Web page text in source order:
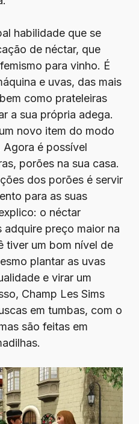
habilidade que se
de néctar, que
para vinho. É
e uvas, das mais
como prateleiras
a sua própria adega.
novo item do modo
é possível
porões na sua casa.
dos porões é servir
para as suas
o néctar
preço maior na
tiver um bom nível de
plantar as uvas
e virar um
Champ Les Sims
em tumbas, com o
são feitas em